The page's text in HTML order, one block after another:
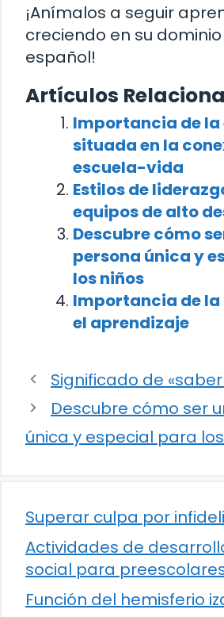
¡Anímalos a seguir
creciendo en su
español!
Artículos
Importancia de la
situada en la
escuela-vida
Estilos de
equipos de alto
Descubre cómo
persona única y
los niños
Importancia de la
el aprendizaje
Significado de
Descubre cómo ser
única y especial para
Superar culpa por
Actividades de
social para
Función del hemisferio